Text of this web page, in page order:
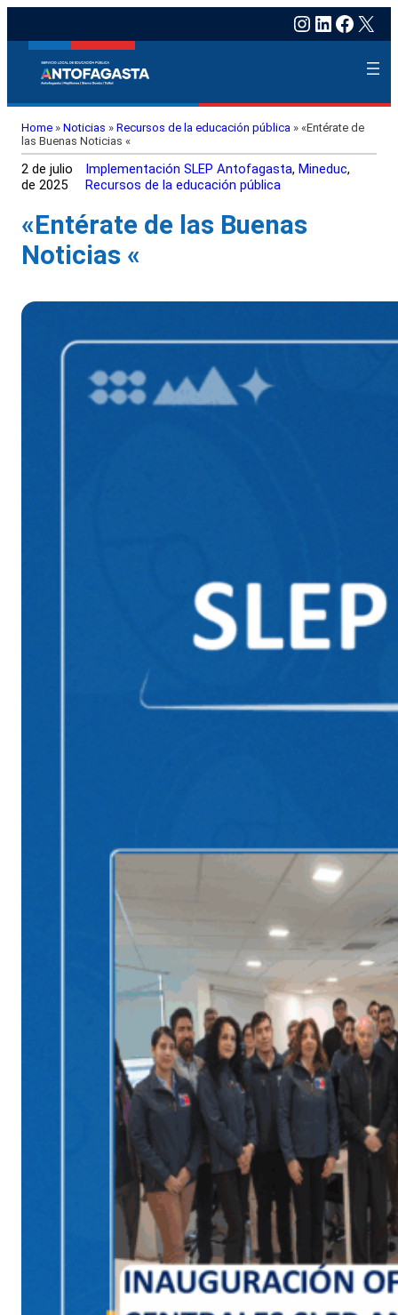
Instagram
LinkedIn
X
Home » Noticias » Recursos de la educación pública » «Entérate de
las Buenas Noticias «
2 de julio
de 2025
Implementación SLEP Antofagasta, Mineduc
Recursos de la educación pública
«Entérate de las Buenas
Noticias «